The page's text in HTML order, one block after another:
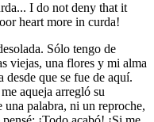
I do not deny that it
heart more in curda!
Sólo tengo de
viejas, una flores y mi alma
desde que se fue de aquí.
aqueja arregló su
palabra, ni un reproche,